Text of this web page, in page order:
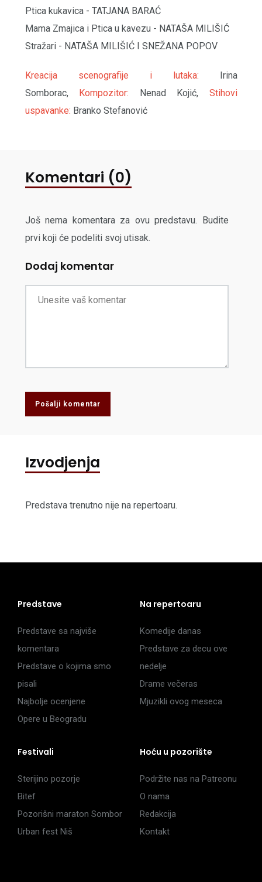
Ptica kukavica - TATJANA BARAĆ
Mama Zmajica i Ptica u kavezu - NATAŠA MILIŠIĆ
Stražari - NATAŠA MILIŠIĆ I SNEŽANA POPOV
Kreacija scenografije i lutaka: Irina
Somborac,
Kompozitor: Nenad Kojić, Stihovi
uspavanke: Branko Stefanović
Komentari (0)
Još nema komentara za ovu predstavu. Budite
prvi koji će podeliti svoj utisak.
Dodaj komentar
Pošalji komentar
Izvodjenja
Predstava trenutno nije na repertoaru.
Predstave
Predstave sa najviše
komentara
Predstave o kojima smo
pisali
Najbolje ocenjene
Opere u Beogradu
Na repertoaru
Komedije danas
Predstave za decu ove
nedelje
Drame večeras
Mjuzikli ovog meseca
Festivali
Sterijino pozorje
Bitef
Pozorišni maraton Sombor
Urban fest Niš
Hoću u pozorište
Podržite nas na Patreonu
O nama
Redakcija
Kontakt